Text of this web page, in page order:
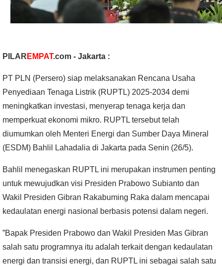
PILAR EMPAT.com - Jakarta :
PT PLN (Persero) siap melaksanakan Rencana Usaha
Penyediaan Tenaga Listrik (RUPTL) 2025-2034 demi
meningkatkan investasi, menyerap tenaga kerja dan
memperkuat ekonomi mikro. RUPTL tersebut telah
diumumkan oleh Menteri Energi dan Sumber Daya Mineral
(ESDM) Bahlil Lahadalia di Jakarta pada Senin (26/5).
Bahlil menegaskan RUPTL ini merupakan instrumen penting
untuk mewujudkan visi Presiden Prabowo Subianto dan
Wakil Presiden Gibran Rakabuming Raka dalam mencapai
kedaulatan energi nasional berbasis potensi dalam negeri.
”Bapak Presiden Prabowo dan Wakil Presiden Mas Gibran
salah satu programnya itu adalah terkait dengan kedaulatan
energi dan transisi energi, dan RUPTL ini sebagai salah satu